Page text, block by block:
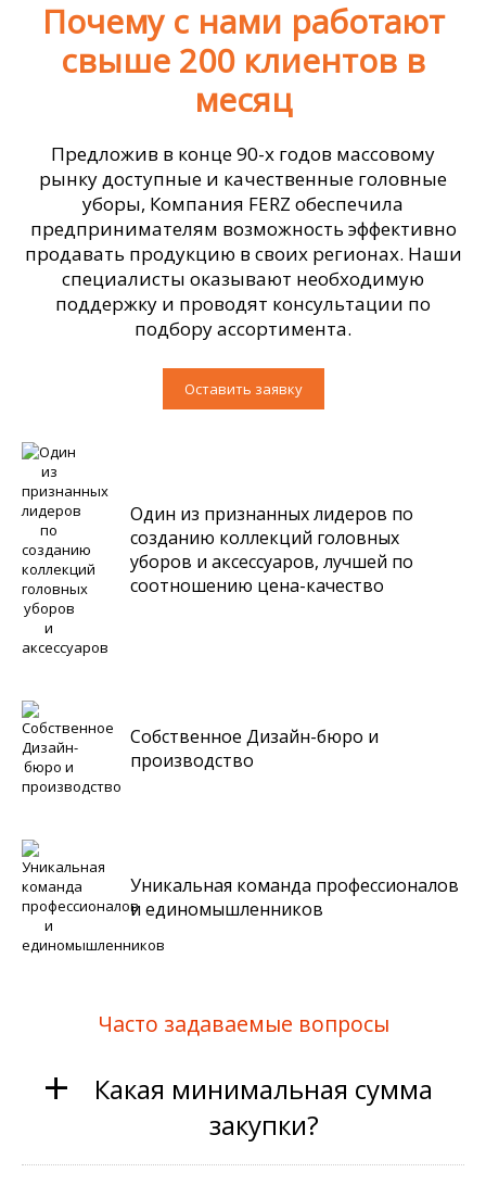
Почему с нами работают
свыше 200 клиентов в
месяц
Предложив в конце 90-х годов массовому
рынку доступные и качественные головные
уборы, Компания FERZ обеспечила
предпринимателям возможность эффективно
продавать продукцию в своих регионах. Наши
специалисты оказывают необходимую
поддержку и проводят консультации по
подбору ассортимента.
Оставить заявку
Один из признанных лидеров по
созданию коллекций головных
уборов и аксессуаров, лучшей по
соотношению цена-качество
Собственное Дизайн-бюро и
производство
Уникальная команда профессионалов
и единомышленников
Часто задаваемые вопросы
+
Какая минимальная сумма
закупки?